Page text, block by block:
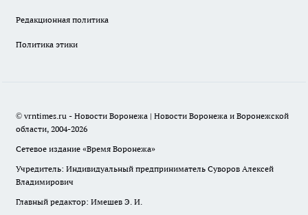
Редакционная политика
Политика этики
© vrntimes.ru - Новости Воронежа | Новости Воронежа и Воронежской
области, 2004-2026
Сетевое издание «Время Воронежа»
Учредитель: Индивидуальный предприниматель Суворов Алексей
Владимирович
Главный редактор: Имешев Э. И.